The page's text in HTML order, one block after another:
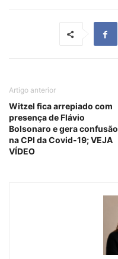
Artigo anterior
Witzel fica arrepiado com
presença de Flávio
Bolsonaro e gera confusão
na CPI da Covid-19; VEJA
VÍDEO